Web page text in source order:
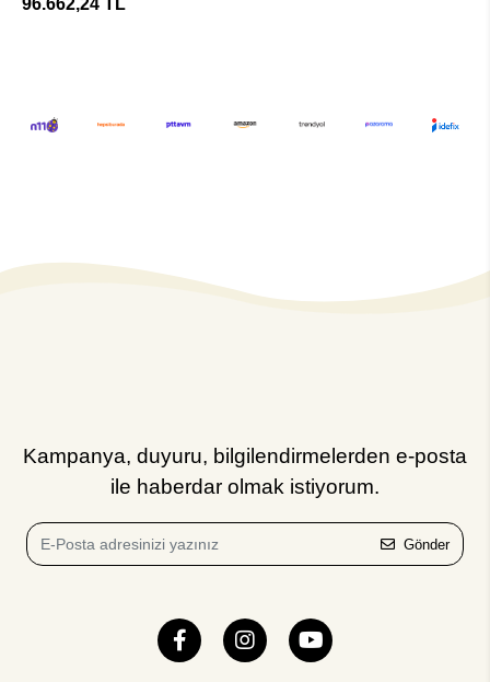
Soğutucu
96.662,24 TL
Kampanya, duyuru, bilgilendirmelerden e-posta
ile haberdar olmak istiyorum.
Gönder